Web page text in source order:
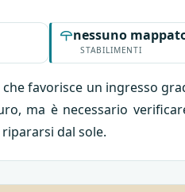
STABILIMENTI
nessuno
favorisce un ingresso
ma è necessario
dal sole.